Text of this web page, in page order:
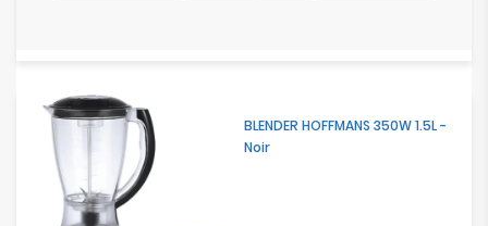
BLENDER HOFFMANS 350W 1.5L -
Noir